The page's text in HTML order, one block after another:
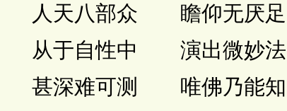
人天八部众 瞻仰无厌足
从于自性中 演出微妙法
甚深难可测 唯佛乃能知